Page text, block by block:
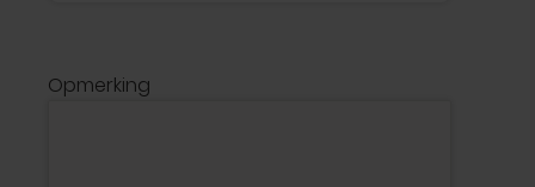
Opmerking